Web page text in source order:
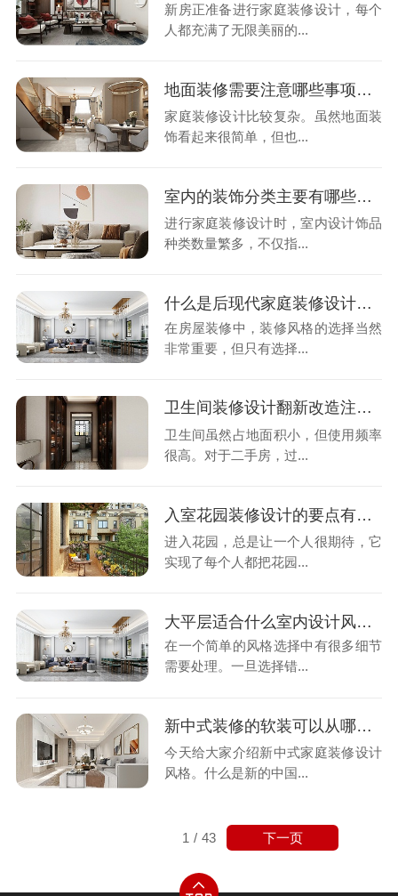
新房正准备进行家庭装修设计，每个
人都充满了无限美丽的...
地面装修需要注意哪些事项呢?-泓壹设计
家庭装修设计比较复杂。虽然地面装
饰看起来很简单，但也...
室内的装饰分类主要有哪些？-泓壹设计
进行家庭装修设计时，室内设计饰品
种类数量繁多，不仅指...
什么是后现代家庭装修设计风格？-泓壹设计
在房屋装修中，装修风格的选择当然
非常重要，但只有选择...
卫生间装修设计翻新改造注意事项有哪些？-泓壹设计
卫生间虽然占地面积小，但使用频率
很高。对于二手房，过...
入室花园装修设计的要点有哪些？-泓壹设计
进入花园，总是让一个人很期待，它
实现了每个人都把花园...
大平层适合什么室内设计风格？-泓壹设计
在一个简单的风格选择中有很多细节
需要处理。一旦选择错...
新中式装修的软装可以从哪些入手体现-泓壹设计
今天给大家介绍新中式家庭装修设计
风格。什么是新的中国...
1 / 43 下一页